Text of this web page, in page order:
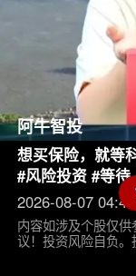
阿牛智投
想买保险，就等
#风险投资 #等待
2026-08-07 04:45
内容如涉及个股仅
议！投资风险自负。